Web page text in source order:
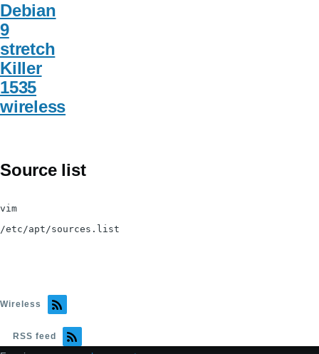
Debian
9
stretch
Killer
1535
wireless
Source list
vim
/etc/apt/sources.list
Wireless
RSS feed